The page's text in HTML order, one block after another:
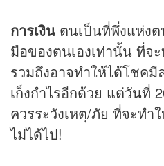
การเงิน ตนเป็นที่พึ่งแห่ง
มือของตนเองเท่านั้น ที่จ
รวมถึงอาจทำให้ได้โชคมี
เก็งกำไรอีกด้วย แต่วันที่
ควรระวังเหตุ/ภัย ที่จะทำ
ไม่ได้ไป!